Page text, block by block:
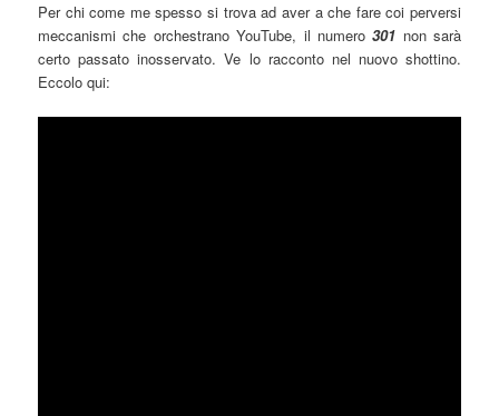
Per chi come me spesso si trova ad aver a che fare coi perversi
meccanismi che orchestrano YouTube, il numero301 non sarà
certo passato inosservato. Ve lo racconto nel nuovo shottino.
Eccolo qui: